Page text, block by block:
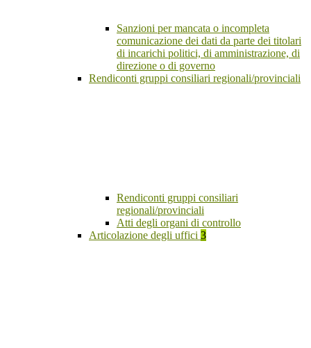
Sanzioni per mancata o incompleta
comunicazione dei dati da parte dei titolari
di incarichi politici, di amministrazione, di
direzione o di governo
Rendiconti gruppi consiliari regionali/provinciali
Rendiconti gruppi consiliari
regionali/provinciali
Atti degli organi di controllo
Articolazione degli uffici 3